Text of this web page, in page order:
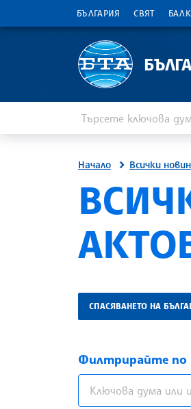
БЪЛГАРИЯ СВЯТ
Начало Всички
СПАСЯВАНЕТО НА
Филтрирайте по